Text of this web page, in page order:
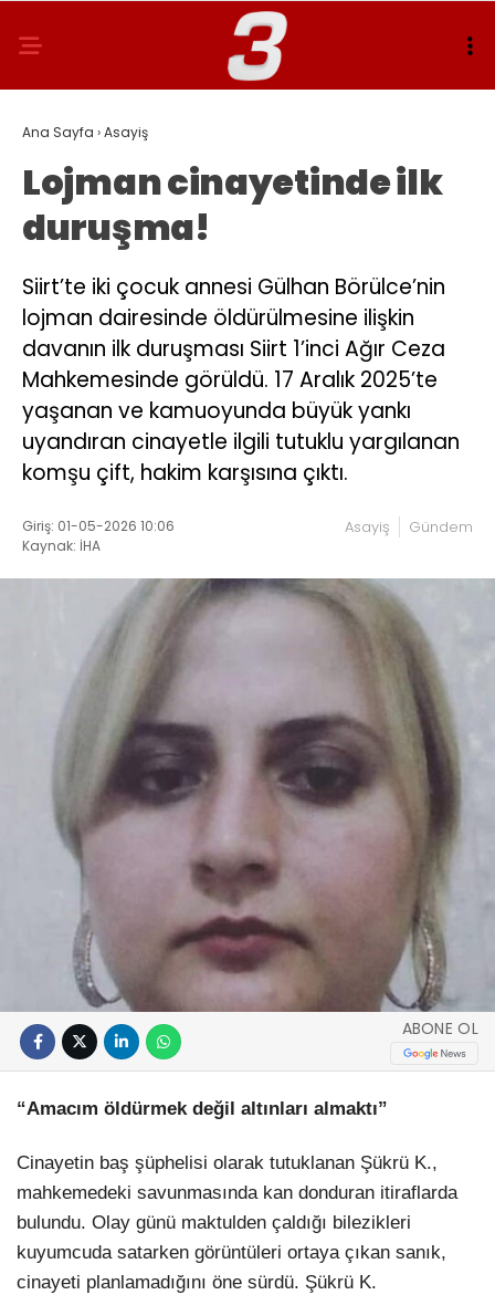
Ana Sayfa ›Asayiş
Lojman cinayetinde ilk
duruşma!
Siirt’te iki çocuk annesi Gülhan Börülce’nin
lojman dairesinde öldürülmesine ilişkin
davanın ilk duruşması Siirt 1’inci Ağır Ceza
Mahkemesinde görüldü. 17 Aralık 2025’te
yaşanan ve kamuoyunda büyük yankı
uyandıran cinayetle ilgili tutuklu yargılanan
komşu çift, hakim karşısına çıktı.
Giriş: 01-05-2026 10:06
Kaynak: İHA
Asayiş Gündem
ABONE OL
“Amacım öldürmek değil altınları almaktı”
Cinayetin baş şüphelisi olarak tutuklanan Şükrü K.,
mahkemedeki savunmasında kan donduran itiraflarda
bulundu. Olay günü maktulden çaldığı bilezikleri
kuyumcuda satarken görüntüleri ortaya çıkan sanık,
cinayeti planlamadığını öne sürdü. Şükrü K.